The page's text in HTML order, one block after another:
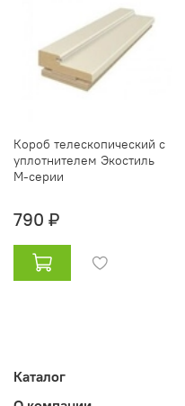
Короб телескопический с
уплотнителем Экостиль
М-серии
790 ₽
Каталог